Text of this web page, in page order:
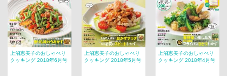
上沼恵美子のおしゃべり
クッキング 2018年6月号
上沼恵美子のおしゃべり
クッキング 2018年5月号
上沼恵美子のおしゃべり
クッキング 2018年4月号